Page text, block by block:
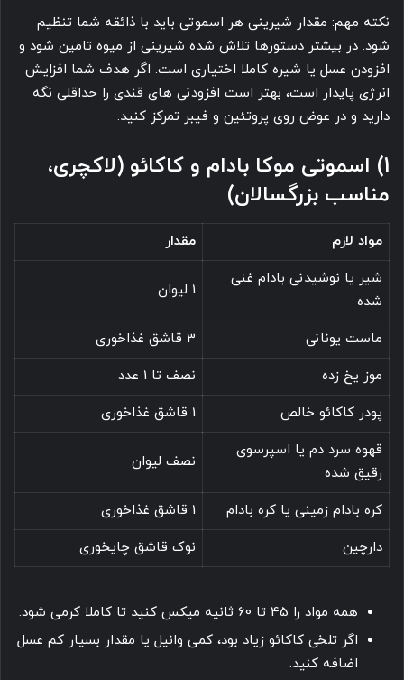
نکته مهم: مقدار شیرینی هر اسموتی باید با ذائقه شما تنظیم
شود. در بیشتر دستورها تلاش شده شیرینی از میوه تامین شود و
افزودن عسل یا شیره کاملا اختیاری است. اگر هدف شما افزایش
انرژی پایدار است، بهتر است افزودنی های قندی را حداقلی نگه
دارید و در عوض روی پروتئین و فیبر تمرکز کنید.
1) اسموتی موکا بادام و کاکائو (لاکچری،
مناسب بزرگسالان)
مواد لازم
مقدار
شیر یا نوشیدنی بادام غنی
شده
1 لیوان
ماست یونانی
3 قاشق غذاخوری
موز یخ زده
نصف تا 1 عدد
پودر کاکائو خالص
1 قاشق غذاخوری
قهوه سرد دم یا اسپرسوی
رقیق شده
نصف لیوان
کره بادام زمینی یا کره بادام
1 قاشق غذاخوری
دارچین
نوک قاشق چایخوری
همه مواد را 45 تا 60 ثانیه میکس کنید تا کاملا کرمی شود.
اگر تلخی کاکائو زیاد بود، کمی وانیل یا مقدار بسیار کم عسل
اضافه کنید.